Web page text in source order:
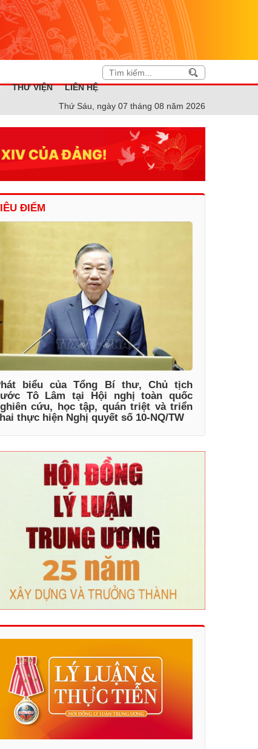
THƯ VIỆN
LIÊN HỆ
Thứ Sáu, ngày 07 tháng 08 năm 2026
ĐIỂM
biểu của Tổng Bí thư, Chủ tịch
Tô Lâm tại Hội nghị toàn quốc
cứu, học tập, quán triệt và triển
thực hiện Nghị quyết số 10-NQ/TW